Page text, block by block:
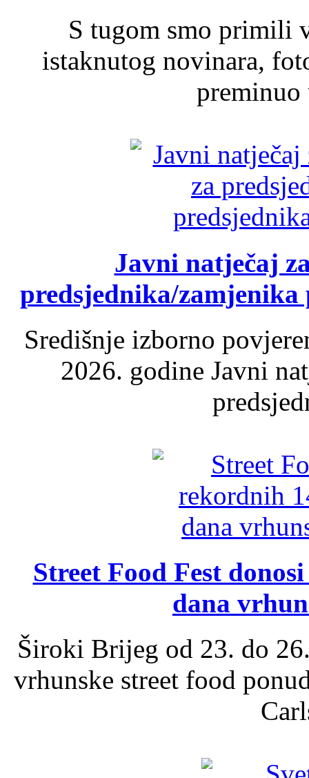
S tugom smo primili
istaknutog novinara,
Javni natječaj
predsjednika/
Središnje izborno
2026. godine Javni
Street Food Fest
dana
Široki Brijeg od 23. do
vrhunske street food